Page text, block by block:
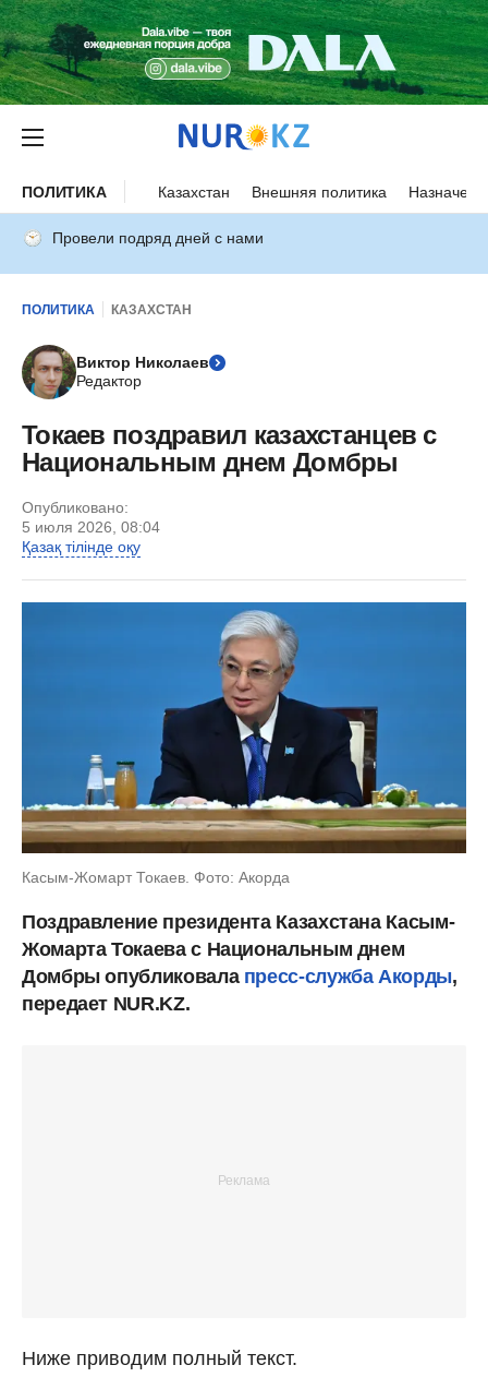
ПОЛИТИКА Казахстан Внешняя политика
Провели подряд дней с нами
ПОЛИТИКА КАЗАХСТАН
Виктор Николаев
Редактор
Токаев поздравил казахстанцев с
Национальным днем Домбры
Опубликовано:
5 июля 2026, 08:04
Қазақ тілінде оқу
Касым-Жомарт Токаев. Фото: Акорда
Поздравление президента Казахстана Касым-
Жомарта Токаева с Национальным днем
Домбры опубликовала пресс-служба Акорды,
передает NUR.KZ.
Ниже приводим полный текст.